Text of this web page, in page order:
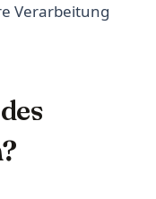
Verarbeitung